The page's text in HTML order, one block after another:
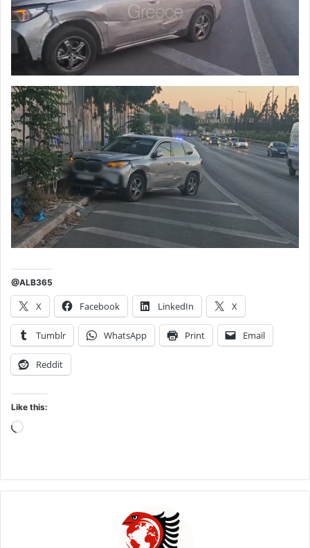
@ALB365
X Facebook LinkedIn X
Tumblr WhatsApp Print Email
Reddit
Like this:
Loading…